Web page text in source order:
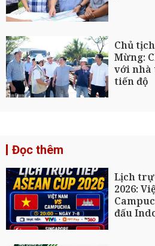
Chủ
Mừng:
với nhà
tiến độ
Đọc thêm
Lịch
2026:
đấu